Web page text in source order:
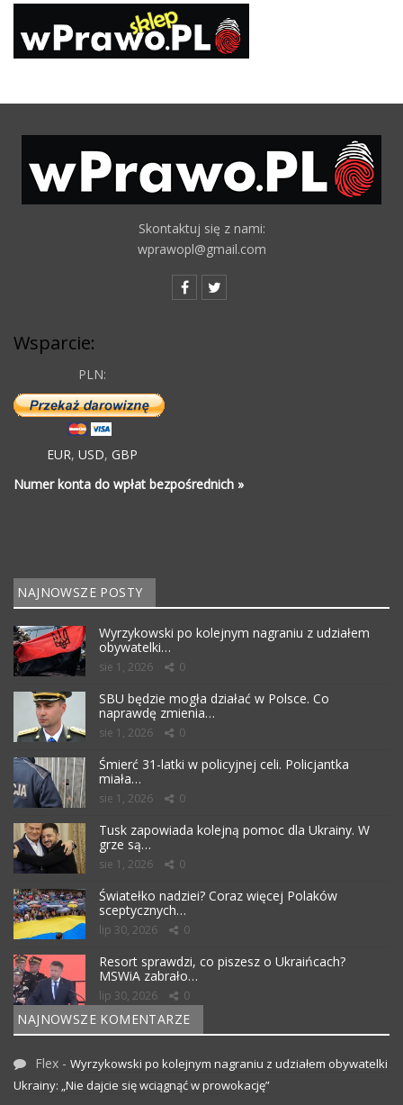
Skontaktuj się z nami:
wprawopl@gmail.com
Wsparcie:
PLN:
EUR, USD, GBP
Numer konta do wpłat bezpośrednich »
NAJNOWSZE POSTY
Wyrzykowski po kolejnym nagraniu z udziałem
obywatelki…
sie 1, 2026 0
SBU będzie mogła działać w Polsce. Co
naprawdę zmienia…
sie 1, 2026 0
Śmierć 31-latki w policyjnej celi. Policjantka
miała…
sie 1, 2026 0
Tusk zapowiada kolejną pomoc dla Ukrainy. W
grze są…
sie 1, 2026 0
Światełko nadziei? Coraz więcej Polaków
sceptycznych…
lip 30, 2026 0
Resort sprawdzi, co piszesz o Ukraińcach?
MSWiA zabrało…
lip 30, 2026 0
NAJNOWSZE KOMENTARZE
Flex - Wyrzykowski po kolejnym nagraniu z udziałem obywatelki
Ukrainy: „Nie dajcie się wciągnąć w prowokację”